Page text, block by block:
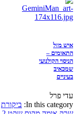
איש מזל
התאומים –
הניסוי הקולנועי
שמכאיב
בעיניים
עדי פרל
In this category: ביקורת